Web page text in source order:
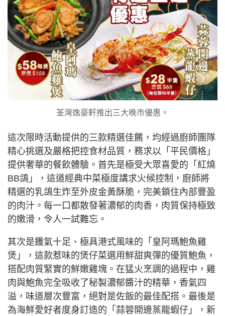
荃灣逸豪軒推出三大晚市優惠。
這次限時活動提供的三款精選佳餚，均經過廚師團隊
精心挑選及嚴格把控食材品質，務求以「平民價格」
提供奢華的餐飲體驗。首先是極受大眾喜愛的「紅燒
BB鴿」，這道經典中菜極度講求火候控制，廚師將
精選的乳鴿生炸至外皮金黃酥脆，完美鎖住內部豐盈
的肉汁。每一口都散發著濃郁的肉香，肉質保持極致
的嫩滑，令人一試難忘。
其次是鑊氣十足、極具港式風味的「皇阿瑪鮑魚雞
煲」，這款惹味的煲仔菜選用鮮甜爽彈的優質鮑魚，
搭配肉質緊實的鮮嫩雞塊。在猛火烹調的過程中，雞
肉與鮑魚完全吸收了秘製濃郁醬汁的精華，香氣四
溢，味道層次豐富，絕對是佐飯的最佳配搭。最後是
為海鮮愛好者度身訂造的「蒜蓉開邊蒸龍蝦仔」，新